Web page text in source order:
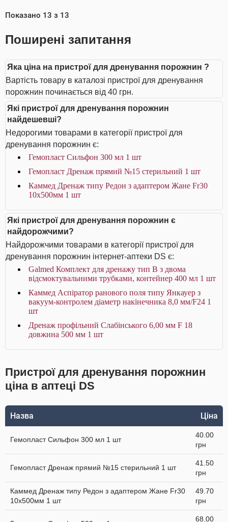
Показано 13 з 13
Поширені запитання
Яка ціна на пристрої для дренування порожнин ?
Вартість товару в каталозі пристрої для дренування
порожнин починається від 40 грн.
Які пристрої для дренування порожнин
найдешевші?
Недорогими товарами в категорії пристрої для
дренування порожнин є:
Гемопласт Сильфон 300 мл 1 шт
Гемопласт Дренаж прямий №15 стерильний 1 шт
Каммед Дренаж типу Редон з адаптером Жане Fr30
10x500мм 1 шт
Які пристрої для дренування порожнин є
найдорожчими?
Найдорожчими товарами в категорії пристрої для
дренування порожнин інтернет-аптеки DS є:
Galmed Комплект для дренажу тип В з двома
відсмоктувальними трубками, контейнер 400 мл 1 шт
Каммед Аспіратор ранового поля типу Янкауер з
вакуум-контролем діаметр накінечника 8,0 мм/F24 1
шт
Дренаж профільний Слабінського 6,00 мм F 18
довжина 500 мм 1 шт
Пристрої для дренування порожнин
ціна в аптеці DS
Назва Ціна
Гемопласт Сильфон 300 мл 1 шт
40.00
грн
Гемопласт Дренаж прямий №15 стерильний 1 шт
41.50
грн
Каммед Дренаж типу Редон з адаптером Жане Fr30
10x500мм 1 шт
49.70
грн
68.00